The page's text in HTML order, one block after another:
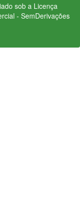
sob a Licença
- SemDerivações